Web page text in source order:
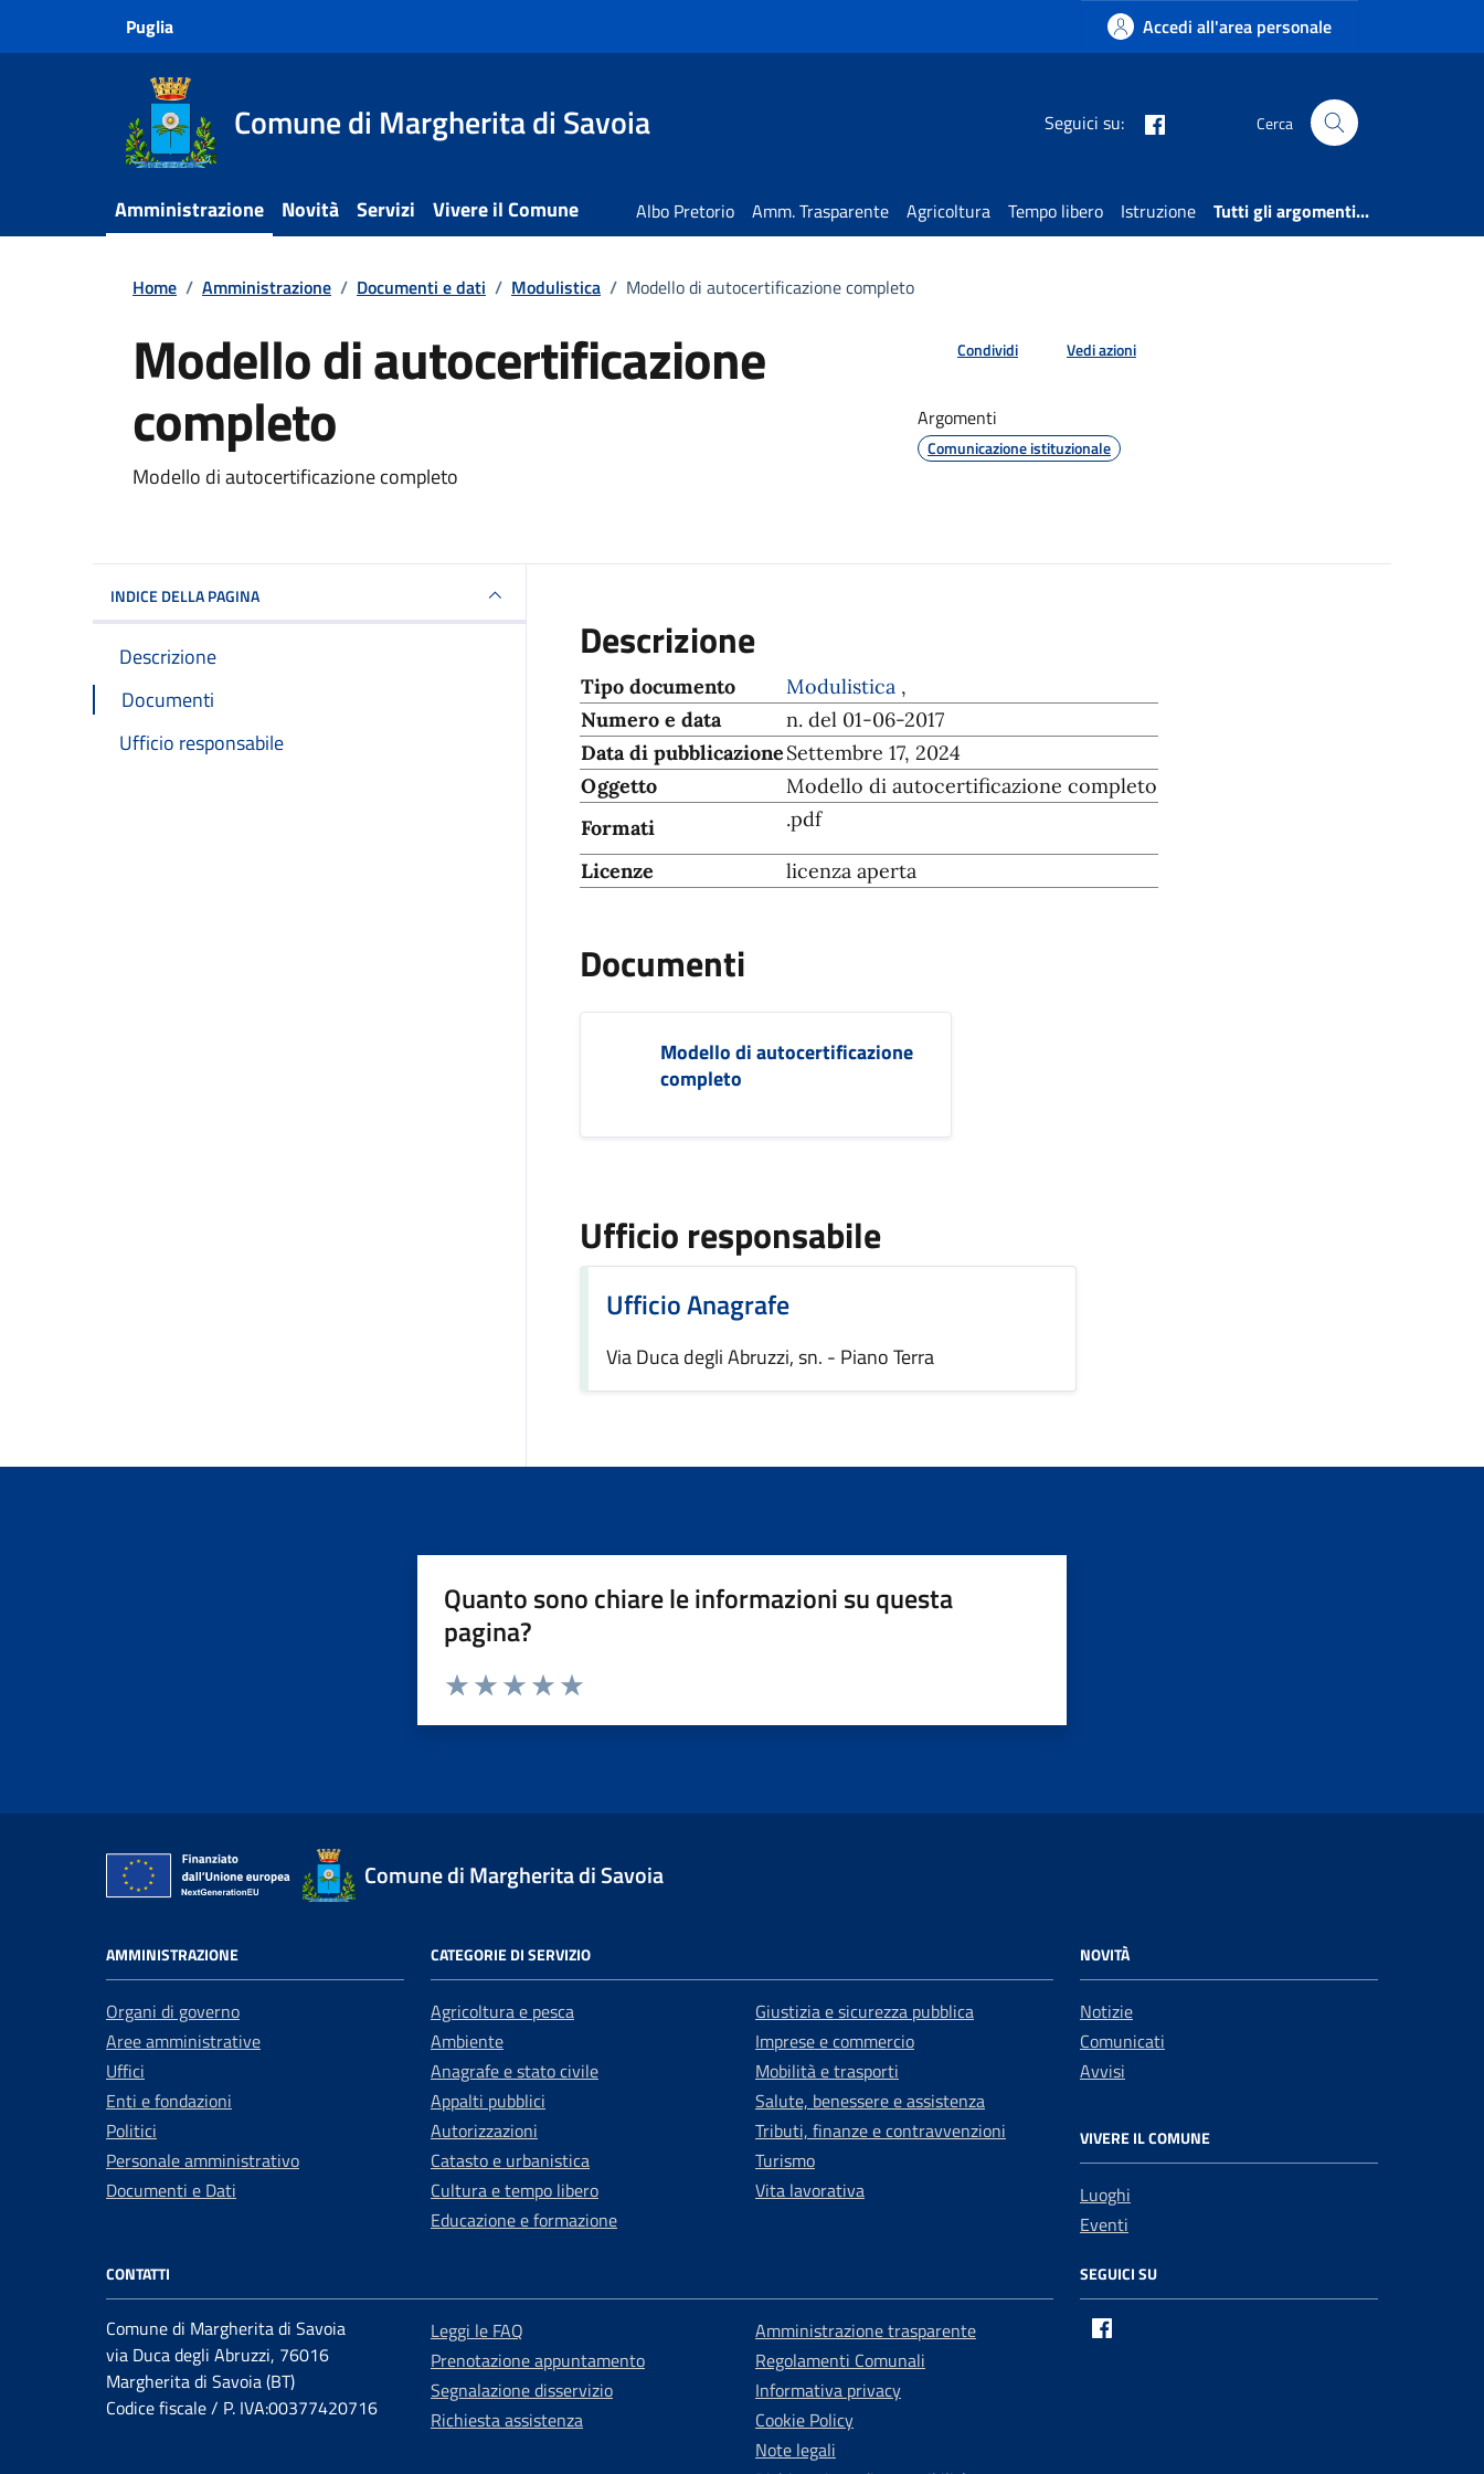
Puglia Accedi all'area personale
Comune di Margherita di Savoia Seguici su: Cerca
Amministrazione Novità Servizi Vivere il Comune Albo Pretorio Amm. Trasparente Agricoltura Tempo libero Istruzione Tutti gli argomenti...
Home / Amministrazione / Documenti e dati / Modulistica / Modello di autocertificazione completo
Modello di autocertificazione
completo
Dettagli del documento
Modello di autocertificazione completo
Condividi Vedi azioni
Argomenti
Comunicazione istituzionale
INDICE DELLA PAGINA
Descrizione
Documenti
Ufficio responsabile
Descrizione
Tipo documento Modulistica ,
Numero e data
n. del 01-06-2017
Data di pubblicazioneSettembre 17, 2024
Oggetto
Modello di autocertificazione completo
Formati
.pdf
Licenze licenza aperta
Documenti
Modello di autocertificazione
completo
Ufficio responsabile
Ufficio Anagrafe
Via Duca degli Abruzzi, sn. - Piano Terra
Quanto sono chiare le informazioni su questa
pagina?
Comune di Margherita di Savoia
AMMINISTRAZIONE
Organi di governo
Aree amministrative
Uffici
Enti e fondazioni
Politici
Personale amministrativo
Documenti e Dati
CATEGORIE DI SERVIZIO
Agricoltura e pesca
Ambiente
Anagrafe e stato civile
Appalti pubblici
Autorizzazioni
Catasto e urbanistica
Cultura e tempo libero
Educazione e formazione
Giustizia e sicurezza pubblica
Imprese e commercio
Mobilità e trasporti
Salute, benessere e assistenza
Tributi, finanze e contravvenzioni
Turismo
Vita lavorativa
NOVITÀ
Notizie
Comunicati
Avvisi
VIVERE IL COMUNE
Luoghi
Eventi
CONTATTI
Comune di Margherita di Savoia
via Duca degli Abruzzi, 76016
Margherita di Savoia (BT)
Codice fiscale / P. IVA:00377420716
Leggi le FAQ
Prenotazione appuntamento
Segnalazione disservizio
Richiesta assistenza
Amministrazione trasparente
Regolamenti Comunali
Informativa privacy
Cookie Policy
Note legali
SEGUICI SU